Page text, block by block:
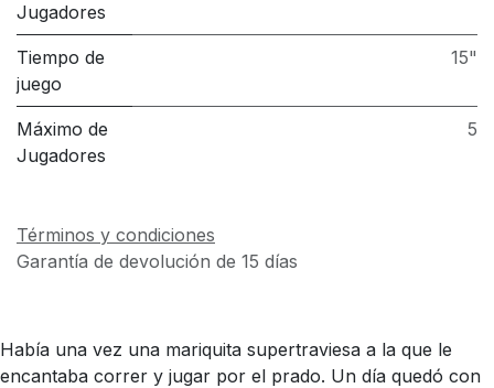
Jugadores
Tiempo de
juego
15"
Máximo de
Jugadores
5
Términos y condiciones
Garantía de devolución de 15 días
Había una vez una mariquita supertraviesa a la que le
encantaba correr y jugar por el prado. Un día quedó con